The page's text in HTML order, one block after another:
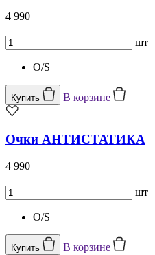
4 990
шт
O/S
Купить В корзине
Очки АНТИСТАТИКА
4 990
шт
O/S
Купить В корзине